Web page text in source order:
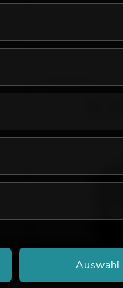
Auswahl